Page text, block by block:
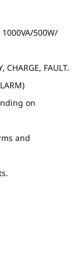
500W/
FAULT.
on
and